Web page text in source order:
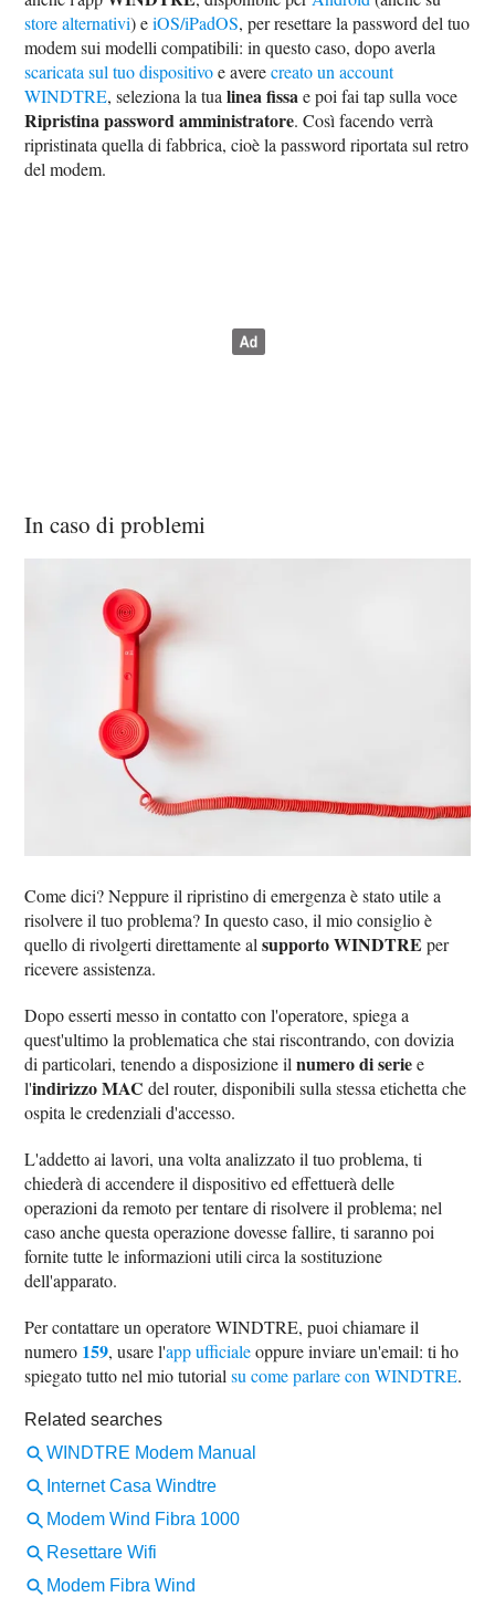
store alternativi) eiOS/iPadOS, per resettare la password del tuo
modem sui modelli compatibili: in questo caso, dopo averla
scaricata sul tuo dispositivoe averecreato un account
WINDTRE, seleziona la tualinea fissae poi fai tap sulla voce
Ripristina password amministratore. Così facendo verrà
ripristinata quella di fabbrica, cioè la password riportata sul retro
del modem.
In caso di problemi
Come dici? Neppure il ripristino di emergenza è stato utile a
risolvere il tuo problema? In questo caso, il mio consiglio è
quello di rivolgerti direttamente alsupporto WINDTRE per
ricevere assistenza.
Dopo esserti messo in contatto con l'operatore, spiega a
quest'ultimo la problematica che stai riscontrando, con dovizia
di particolari, tenendo a disposizione ilnumero di seriee
l'indirizzo MAC del router, disponibili sulla stessa etichetta che
ospita le credenziali d'accesso.
L'addetto ai lavori, una volta analizzato il tuo problema, ti
chiederà di accendere il dispositivo ed effettuerà delle
operazioni da remoto per tentare di risolvere il problema; nel
caso anche questa operazione dovesse fallire, ti saranno poi
fornite tutte le informazioni utili circa la sostituzione
dell'apparato.
Per contattare un operatore WINDTRE, puoi chiamare il
numero 159, usare l'app ufficialeoppure inviare un'email: ti ho
spiegato tutto nel mio tutorialsu come parlare con WINDTRE.